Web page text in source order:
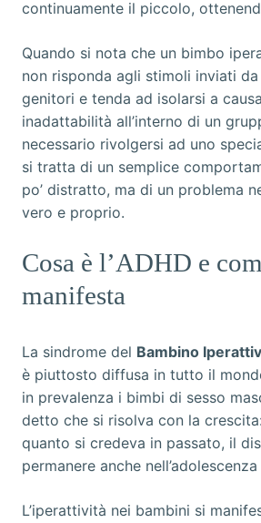
continuamente il piccolo,
Quando si nota che un bimbo
non risponda agli stimoli inviati
genitori e tenda ad isolarsi a
inadattabilità all’interno di un
necessario rivolgersi ad uno
si tratta di un semplice
po’ distratto, ma di un problema
vero e proprio.
Cosa è l’ADHD e
manifesta
La sindrome del Bambino
è piuttosto diffusa in tutto il
in prevalenza i bimbi di sesso
detto che si risolva con la
quanto si credeva in passato, il
permanere anche
L’iperattività nei bambini si